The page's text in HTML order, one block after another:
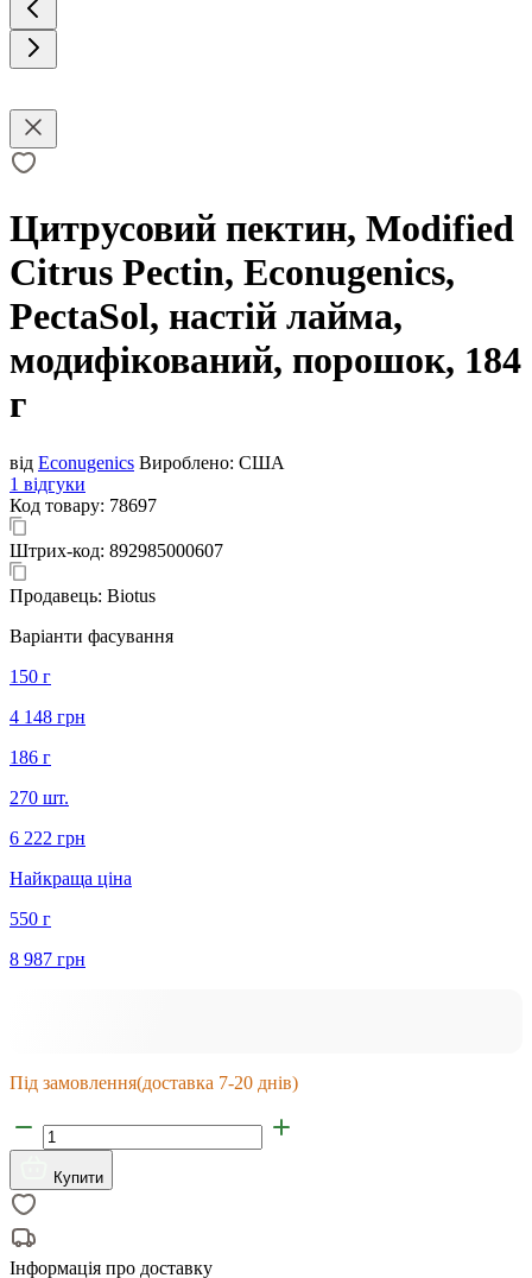
Цитрусовий пектин, Modified
Citrus Pectin, Econugenics,
PectaSol, настій лайма,
модифікований, порошок, 184
г
від Econugenics Вироблено: США
1 відгуки
Код товару: 78697
Штрих-код: 892985000607
Продавець: Biotus
Варіанти фасування
150 г
4 148 грн
186 г
270 шт.
6 222 грн
Найкраща ціна
550 г
8 987 грн
Під замовлення(доставка 7-20 днів)
Купити
Інформація про доставку